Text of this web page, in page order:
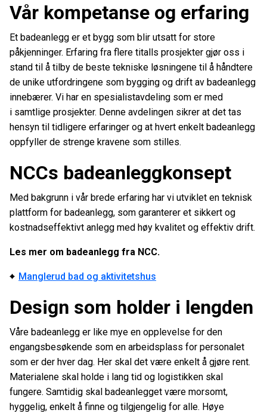
Vår kompetanse og erfaring
Et badeanlegg er et bygg som blir utsatt for store
påkjenninger. Erfaring fra flere titalls prosjekter gjør oss i
stand til å tilby de beste tekniske løsningene til å håndtere
de unike utfordringene som bygging og drift av badeanlegg
innebærer. Vi har en spesialistavdeling som er med
i samtlige prosjekter. Denne avdelingen sikrer at det tas
hensyn til tidligere erfaringer og at hvert enkelt badeanlegg
oppfyller de strenge kravene som stilles.
NCCs badeanleggkonsept
Med bakgrunn i vår brede erfaring har vi utviklet en teknisk
plattform for badeanlegg, som garanterer et sikkert og
kostnadseffektivt anlegg med høy kvalitet og effektiv drift.
Les mer om badeanlegg fra NCC.
Manglerud bad og aktivitetshus
Design som holder i lengden
Våre badeanlegg er like mye en opplevelse for den
engangsbesøkende som en arbeidsplass for personalet
som er der hver dag. Her skal det være enkelt å gjøre rent.
Materialene skal holde i lang tid og logistikken skal
fungere. Samtidig skal badeanlegget være morsomt,
hyggelig, enkelt å finne og tilgjengelig for alle. Høye